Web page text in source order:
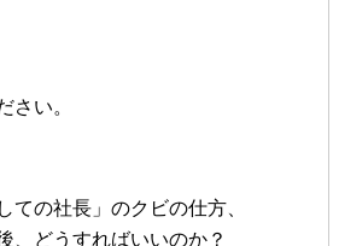
さい。
ての社長」のクビの仕方、
、どうすればいいのか？